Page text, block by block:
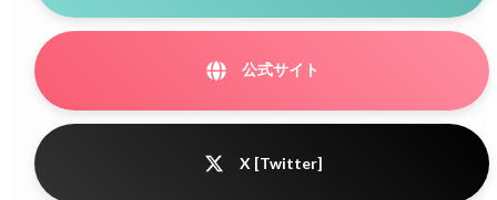
公式サイト
X [Twitter]